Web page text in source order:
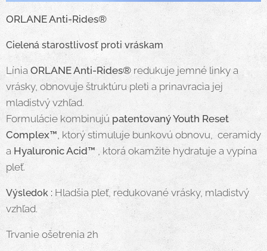
ORLANE Anti-Rides®
Cielená starostlivosť proti vráskam
Línia ORLANE Anti-Rides® redukuje jemné linky a
vrásky, obnovuje štruktúru pleti a prinavracia jej
mladistvý vzhľad.
Formulácie kombinujú patentovaný Youth Reset
Complex™, ktorý stimuluje bunkovú obnovu, ceramidy
a Hyaluronic Acid™ , ktorá okamžite hydratuje a vypína
pleť.
Výsledok : Hladšia pleť, redukované vrásky, mladistvý
vzhľad.
Trvanie ošetrenia 2h